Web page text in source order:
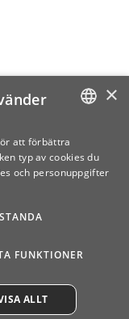
SWEDISH
×
att förbättra
typ av cookies du
och personuppgifter
FUNKTIONER
ALLT